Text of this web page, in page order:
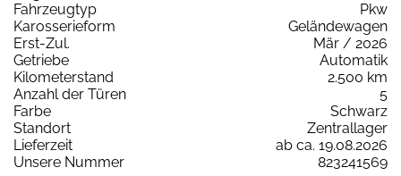
Fahrzeugtyp
Pkw
Karosserieform
Geländewagen
Erst-Zul.
Mär / 2026
Getriebe
Automatik
Kilometerstand
2.500 km
Anzahl der Türen
5
Farbe
Schwarz
Standort
Zentrallager
Lieferzeit
ab ca. 19.08.2026
Unsere Nummer
823241569